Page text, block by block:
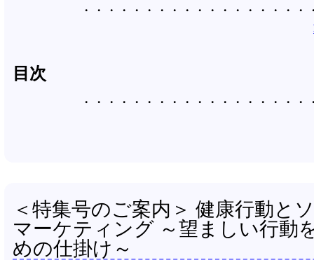
目次
＜特集号のご案内＞ 健康行動と
マーケティング ～望ましい行動
めの仕掛け～